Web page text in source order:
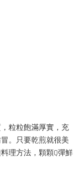
粒粒飽滿厚實，充
。只要乾煎就很美
理方法，顆顆Q彈鮮